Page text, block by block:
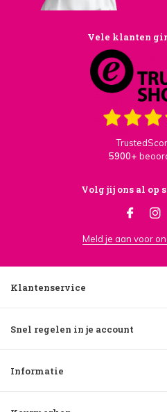
Vele klanten
5900+
Volg jij ons al op
Meld je aan voor
Klantenservice
Snel regelen in je account
Informatie